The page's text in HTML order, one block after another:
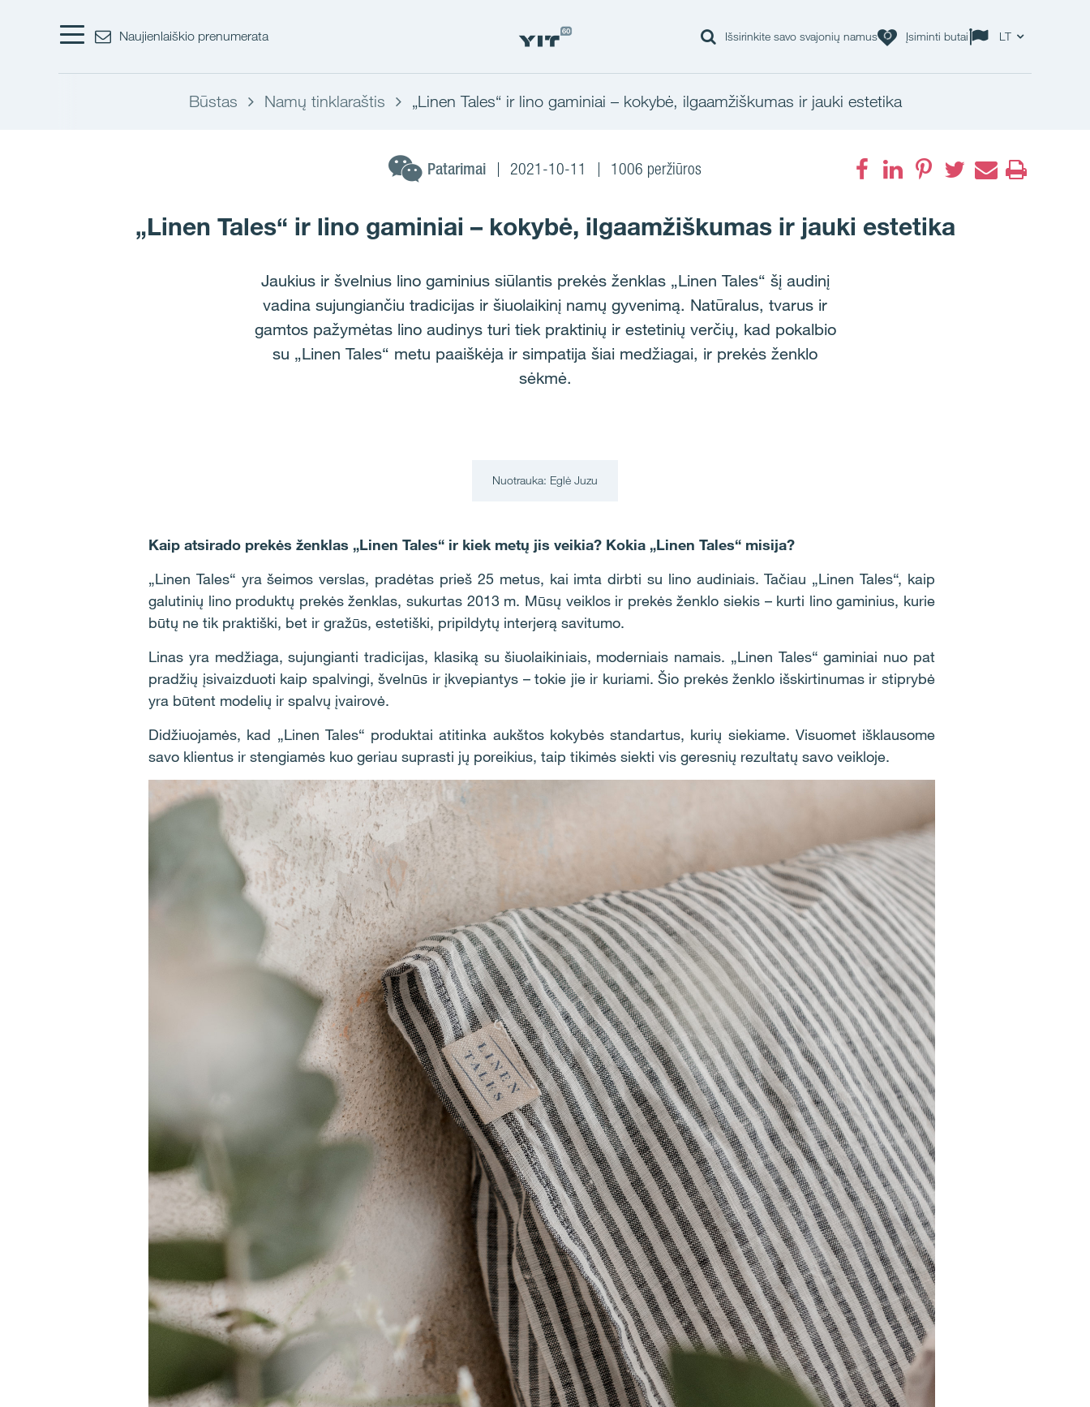
Naujienlaiškio prenumerata Išsirinkite savo svajonių namus Įsiminti butai LT
Būstas Namų tinklaraštis „Linen Tales“ ir lino gaminiai – kokybė, ilgaamžiškumas ir jauki estetika
Patarimai 2021-10-11 1006 peržiūros
„Linen Tales“ ir lino gaminiai – kokybė, ilgaamžiškumas ir jauki estetika
Jaukius ir švelnius lino gaminius siūlantis prekės ženklas „Linen Tales“ šį audinį
vadina sujungiančiu tradicijas ir šiuolaikinį namų gyvenimą. Natūralus, tvarus ir
gamtos pažymėtas lino audinys turi tiek praktinių ir estetinių verčių, kad pokalbio
su „Linen Tales“ metu paaiškėja ir simpatija šiai medžiagai, ir prekės ženklo
sėkmė.
Nuotrauka: Eglė Juzu
Kaip atsirado prekės ženklas „Linen Tales“ ir kiek metų jis veikia? Kokia „Linen Tales“ misija?
„Linen Tales“ yra šeimos verslas, pradėtas prieš 25 metus, kai imta dirbti su lino audiniais. Tačiau „Linen Tales“, kaip
galutinių lino produktų prekės ženklas, sukurtas 2013 m. Mūsų veiklos ir prekės ženklo siekis – kurti lino gaminius, kurie
būtų ne tik praktiški, bet ir gražūs, estetiški, pripildytų interjerą savitumo.
Linas yra medžiaga, sujungianti tradicijas, klasiką su šiuolaikiniais, moderniais namais. „Linen Tales“ gaminiai nuo pat
pradžių įsivaizduoti kaip spalvingi, švelnūs ir įkvepiantys – tokie jie ir kuriami. Šio prekės ženklo išskirtinumas ir stiprybė
yra būtent modelių ir spalvų įvairovė.
Didžiuojamės, kad „Linen Tales“ produktai atitinka aukštos kokybės standartus, kurių siekiame. Visuomet išklausome
savo klientus ir stengiamės kuo geriau suprasti jų poreikius, taip tikimės siekti vis geresnių rezultatų savo veikloje.